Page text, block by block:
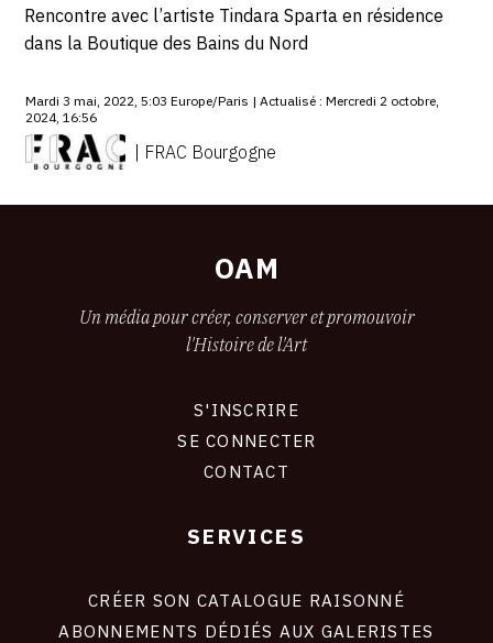
Rencontre avec l’artiste Tindara Sparta en résidence
dans la Boutique des Bains du Nord
Mardi 3 mai, 2022, 5:03 Europe/Paris | Actualisé : Mercredi 2 octobre,
2024, 16:56
| FRAC Bourgogne
OAM
Un média pour créer, conserver et promouvoir
l'Histoire de l'Art
S'INSCRIRE
SE CONNECTER
CONTACT
SERVICES
CRÉER SON CATALOGUE RAISONNÉ
ABONNEMENTS DÉDIÉS AUX GALERISTES